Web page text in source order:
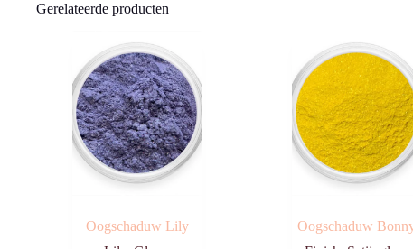
Gerelateerde producten
Oogschaduw Lily
Oogschaduw